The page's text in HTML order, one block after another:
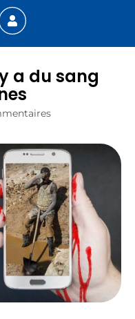
a du sang